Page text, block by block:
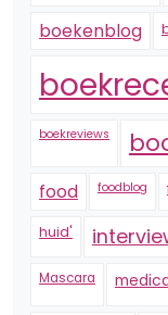
boekenblog
boekreviews
food foodblog
huid'
Mascara